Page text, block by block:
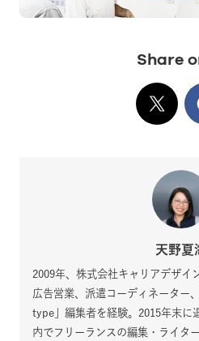
Share
Xで
天野夏
2009年、株式会社キャリアデザイ
広告営業、派遣コーディネーター
type」編集者を経験。2015年末に
内でフリーランスの編集・ライタ